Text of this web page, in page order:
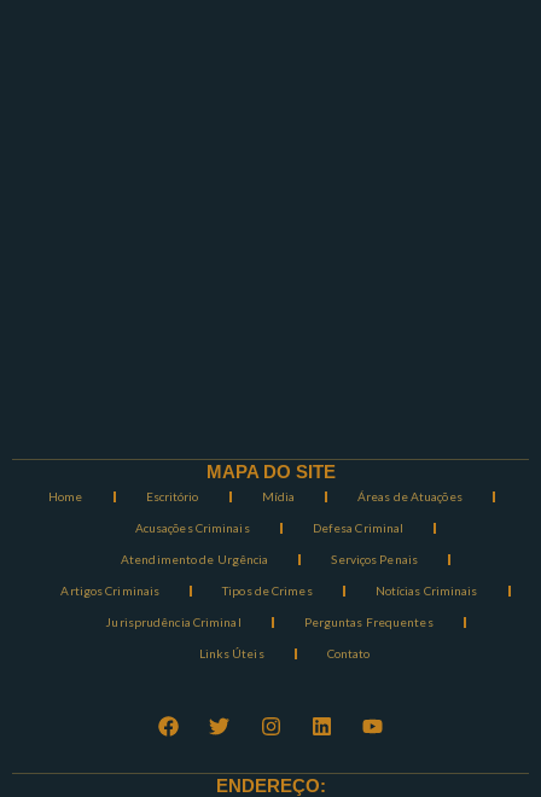
MAPA DO SITE
Home Escritório Mídia Áreas de Atuações
Acusações Criminais Defesa Criminal
Atendimento de Urgência Serviços Penais
Artigos Criminais Tipos de Crimes Notícias Criminais
Jurisprudência Criminal Perguntas Frequentes
Links Úteis Contato
ENDEREÇO: